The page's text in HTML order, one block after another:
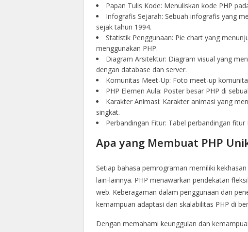
Papan Tulis Kode: Menuliskan kode PHP
Infografis Sejarah: Sebuah infografis yang
sejak tahun 1994.
Statistik Penggunaan: Pie chart yang
menggunakan PHP.
Diagram Arsitektur: Diagram visual yang
dengan database dan server.
Komunitas Meet-Up: Foto meet-up
PHP Elemen Aula: Poster besar PHP di
Karakter Animasi: Karakter animasi yang
singkat.
Perbandingan Fitur: Tabel perbandingan
Apa yang Membuat PHP
Setiap bahasa pemrograman memiliki
lain-lainnya. PHP menawarkan pendekatan
web. Keberagaman dalam penggunaan dan
kemampuan adaptasi dan skalabilitas PHP di
Dengan memahami keunggulan dan